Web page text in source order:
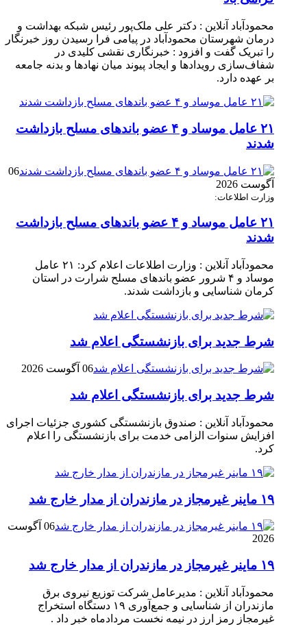
محمودآباد آنلاین : دکتر علی ملک‌پور رئیس شبکه بهداشت و
درمان شهرستان محمودآباد در پیامی فرا رسیدن روز خبرنگار
را تبریک گفت و افزود : خبرنگاری نقشی کلیدی در
شفاف‌سازی رویدادها و ایجاد پیوند میان نهادها و بدنه جامعه
بر عهده دارد.
۲۱ عامل موساد و ۴ عضو باند‌های مسلح بازداشت
شدند
06
آگوست 2026
وزارت اطلاعات:
۲۱ عامل موساد و ۴ عضو باند‌های مسلح بازداشت
شدند
محمودآباد آنلاین : وزارت اطلاعات اعلام کرد: ۲۱ عامل
موساد و ۴ شرور عضو باند‌های مسلح شرارت در استان
کرمان شناسایی و بازداشت شدند.
شرط جدید برای بازنشستگی اعلام شد
06 آگوست 2026
شرط جدید برای بازنشستگی اعلام شد
محمودآباد آنلاین : صندوق بازنشستگی کشوری جزئیات اجرای
افزایش سنوات الزامی خدمت برای بازنشستگی را اعلام
کرد.
۱۹ ماینر غیرمجاز در مازندران از مدار خارج شد
06 آگوست
2026
۱۹ ماینر غیرمجاز در مازندران از مدار خارج شد
محمودآباد آنلاین : مدیرعامل شرکت توزیع نیروی برق
مازندران از شناسایی و جمع‌آوری ۱۹ دستگاه استخراج
غیرمجاز رمز ارز در نیمه نخست مردادماه خبر داد .